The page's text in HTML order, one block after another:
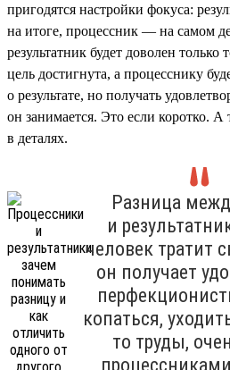
пригодятся настройки фокуса:
на итоге, процессник — на самом
результатник будет доволен только
цель достигнута, а процесснику
о результате, но получать
он занимается. Это если коротко. А
в деталях.
Разница
и
человек тратит
он получает
копаться,
то труды,